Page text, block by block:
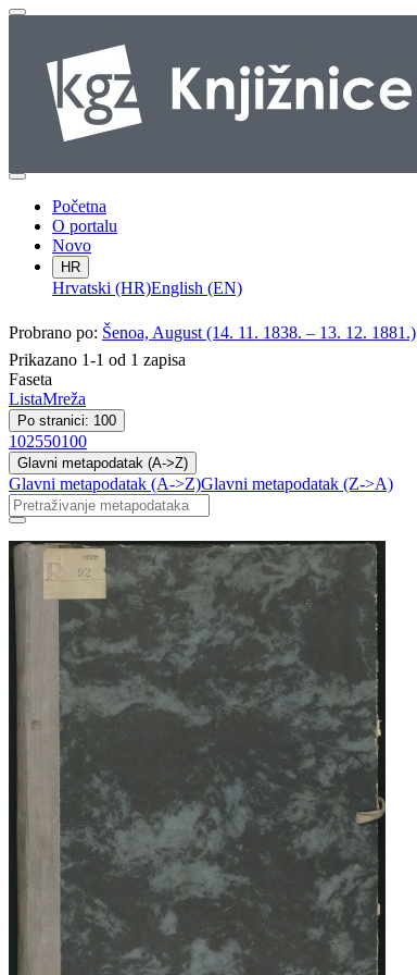
Početna
O portalu
Novo
HR
Hrvatski (HR)English (EN)
Probrano po: Šenoa, August (14. 11. 1838. – 13. 12. 1881.)
Prikazano 1-1 od 1 zapisa
Faseta
ListaMreža
Po stranici: 100
102550100
Glavni metapodatak (A->Z)
Glavni metapodatak (A->Z)Glavni metapodatak (Z->A)